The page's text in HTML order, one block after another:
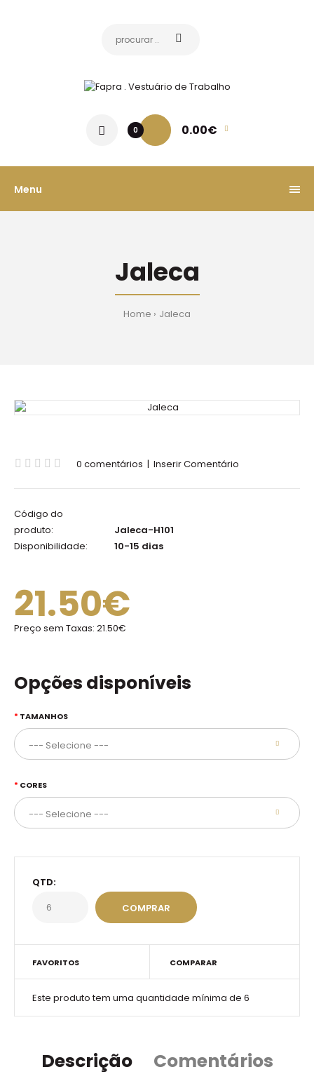
0 0.00€
Menu
Jaleca
Home Jaleca
0 comentários | Inserir Comentário
Código do
produto:
Jaleca-H101
Disponibilidade:
10-15 dias
21.50€
Preço sem Taxas: 21.50€
Opções disponíveis
TAMANHOS
CORES
QTD:
FAVORITOS COMPARAR
Este produto tem uma quantidade mínima de 6
Descrição Comentários